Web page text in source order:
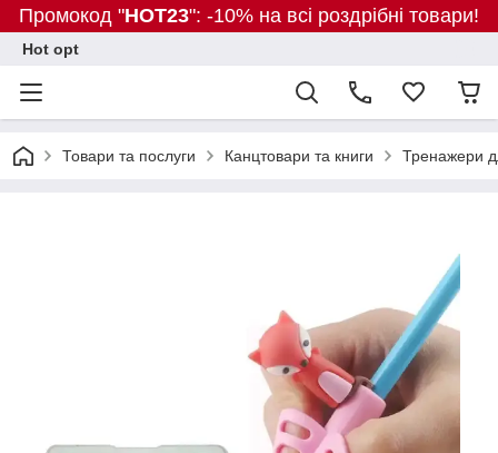
Промокод "HOT23": -10% на всі роздрібні товари!
Hot opt
Товари та послуги Канцтовари та книги Тренажери